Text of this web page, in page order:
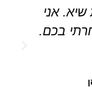
שיא. אני
בכם.